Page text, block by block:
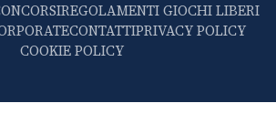
REGOLAMENTI GIOCHI LIBERI
CONTATTIPRIVACY POLICY
COOKIE POLICY